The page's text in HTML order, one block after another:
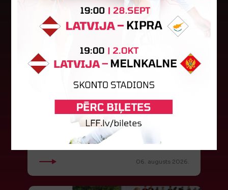
"Riga FC" iegūst handikapu, RFS
būs jāatspēlējas
Ceturtdienas vakarā savas spēles UEFA
Konferences līgas kvalifikācijas trešajā kārtā
aizvadīja divi Latvijas klubi. FC RFS izbraukumā ar
0:2 zaudēja Čehijas "Jablonec"...
06. augusts 2026.